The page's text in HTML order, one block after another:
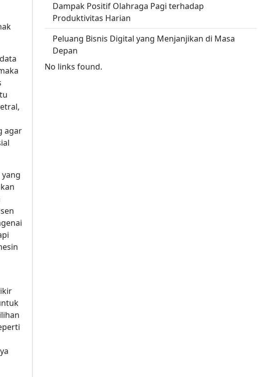
agar
Dampak Positif Olahraga Pagi terhadap
Produktivitas Harian
Peluang Bisnis Digital yang Menjanjikan di Masa
Depan
No links found.